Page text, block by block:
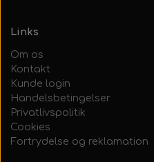
Links
Om os
Kontakt
Kunde login
Handelsbetingelser
Privatlivspolitik
Cookies
Fortrydelse og reklamation